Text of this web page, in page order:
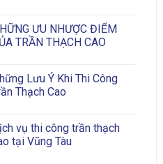
ƯU NHƯỢC ĐIỂM
TRẦN THẠCH CAO
Lưu Ý Khi Thi Công
Thạch Cao
vụ thi công trần thạch
tại Vũng Tàu